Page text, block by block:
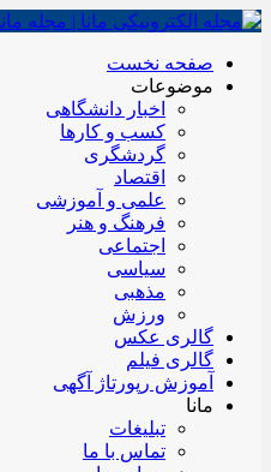
صفحه نخست
موضوعات
اخبار دانشگاهی
کسب و کارها
گردشگری
اقتصاد
علمی و آموزشی
فرهنگ و هنر
اجتماعی
سیاسی
مذهبی
ورزش
گالری عکس
گالری فیلم
آموزش رپورتاژ آگهی
مانا
تبلیغات
تماس با ما